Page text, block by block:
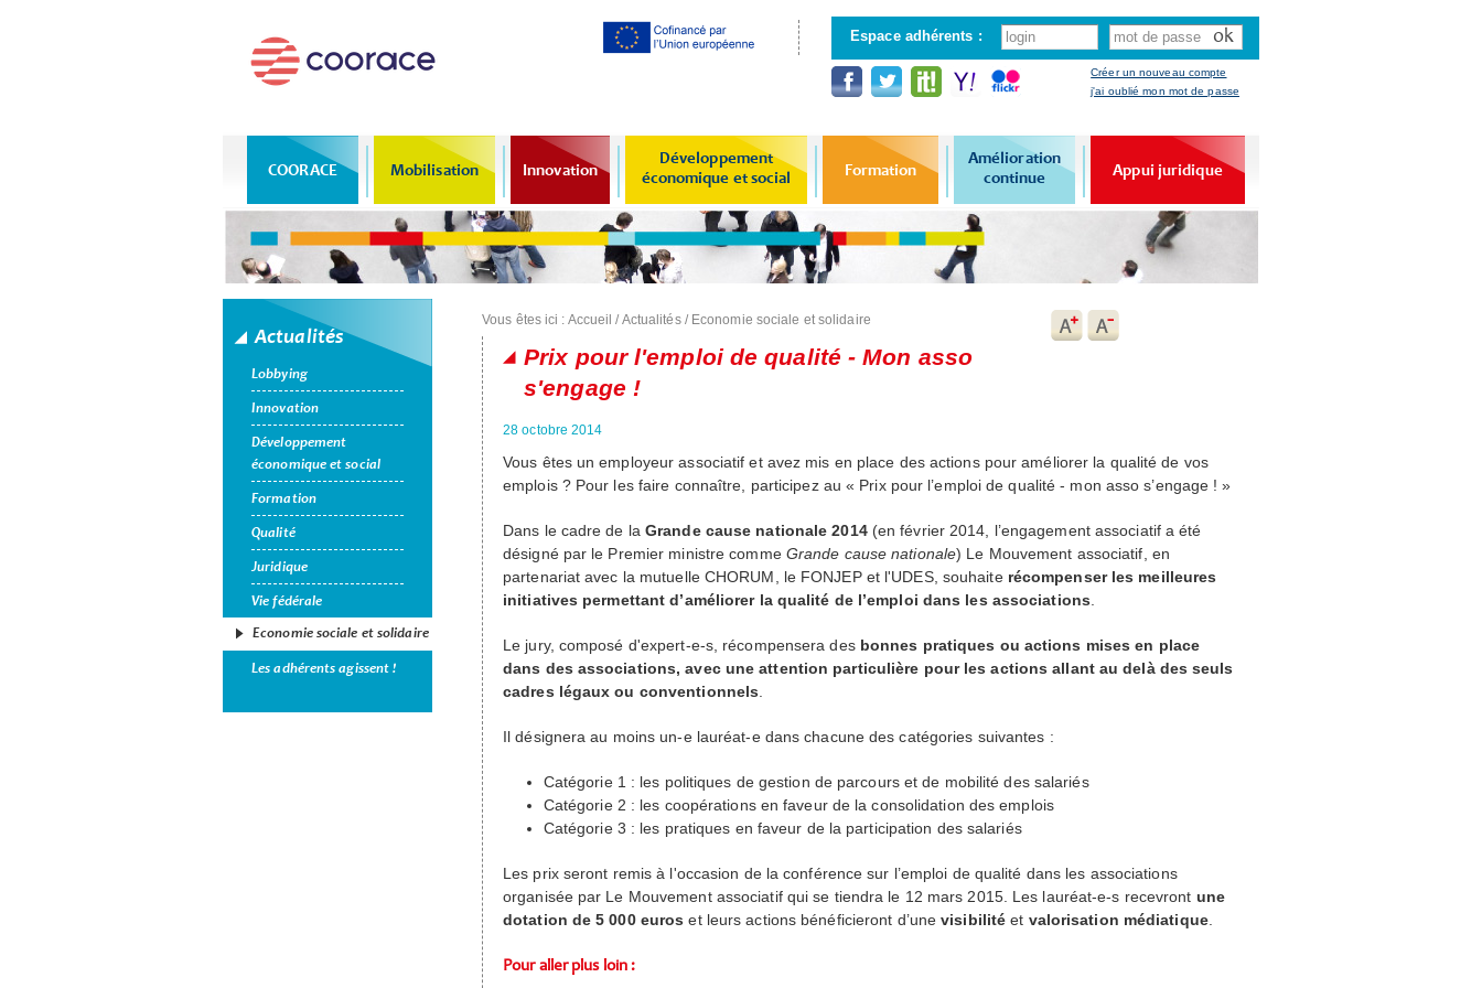
contenu
principal
Espace adhérents :
Créer un nouveau compte
j'ai oublié mon mot de passe
COORACE Mobilisation Innovation
Développement
économique et social
Formation
Amélioration
continue
Appui juridique
Actualités
Lobbying
Innovation
Développement
économique et social
Formation
Qualité
Juridique
Vie fédérale
Economie sociale et solidaire
Les adhérents agissent !
Vous êtes ici : Accueil /Actualités/ Economie sociale et solidaire
Prix pour l'emploi de qualité - Mon asso
s'engage !
28 octobre 2014
Vous êtes un employeur associatif et avez mis en place des actions pour améliorer la qualité de vos
emplois ? Pour les faire connaître, participez au « Prix pour l’emploi de qualité - mon asso s’engage ! »
Dans le cadre de la Grande cause nationale 2014(en février 2014, l’engagement associatifa été
désigné par le Premier ministre comme Grande cause nationale) Le Mouvement associatif, en
partenariat avec la mutuelle CHORUM , le FONJEPet l'UDES, souhaite récompenser les meilleures
initiatives permettant d’améliorer la qualité de l’emploi dans les associations
Le jury, composé d'expert-e-s, récompensera des bonnes pratiques ou actions mises en place
dans des associations, avec une attention particulière pour les actions allant au delà des seuls
cadres légaux ou conventionnels
Il désignera au moins un-e lauréat-e dans chacune des catégories suivantes :
Catégorie 1 : les politiques de gestion de parcours et de mobilité des salariés
Catégorie 2 : les coopérations en faveur de la consolidation des emplois
Catégorie 3 : les pratiques en faveur de la participation des salariés
Les prix seront remis à l'occasion de la conférence sur l’emploi de qualité dans les associations
organisée par Le Mouvement associatif qui se tiendra le 12 mars 2015. Les lauréat-e-s recevront une
dotation de 5 000 euros et leurs actions bénéficieront d’unevisibilitéet valorisation médiatique.
Pour aller plus loin :